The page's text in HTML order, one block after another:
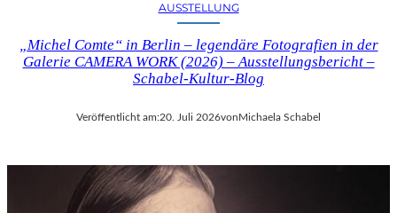
AUSSTELLUNG
„Michel Comte“ in Berlin – legendäre Fotografien in der
Galerie CAMERA WORK (2026) – Ausstellungsbericht –
Schabel-Kultur-Blog
Veröffentlicht am:20. Juli 2026vonMichaela Schabel